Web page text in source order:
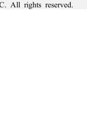
All rights reserved.